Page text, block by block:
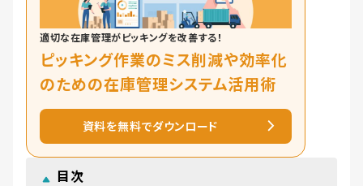
適切な在庫管理がピッキングを改善する！
ピッキング作業のミス削減や効率化
のための在庫管理システム活用術
資料を無料でダウンロード
目次